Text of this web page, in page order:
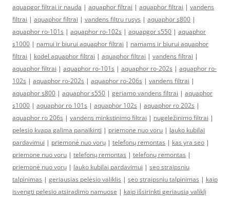
aquapgor filtrai ir nauda | aquaphor filtrai | aquaphor filtrai | vandens
filtrai | aquaphor filtrai | vandens filtru rusys | aquaphor s800 |
aquaphor ro-101s | aquaphor ro-102s | aquapgor s550 | aquaphor
s1000 | namui ir biurui aquaphor filtrai | namams ir biurui aquaphor
filtrai | kodel aquaphor filtrai | aquaphor filtrai | vandens filtrai |
aquaphor filtrai | aquaphor ro-101s | aquaphor ro-202s | aquaphor ro-
102s | aquaphor ro-202s | aquaphor ro-206s | vandens filtrai |
aquaphor s800 | aquaphor s550 | geriamo vandens filtrai | aquaphor
s1000 | aquaphor ro 101s | aquaphor 102s | aquaphor ro 202s |
aquaphor ro 206s | vandens minkstinimo filtrai | nugeležinimo filtrai |
pelesio kvapa galima panaikinti | priemone nuo voru | lauko kubilai
pardavimui | priemonė nuo vorų | telefonų remontas | kas yra seo |
priemone nuo voru | telefonų remontas | telefonų remontas |
priemonė nuo vorų | lauko kubilai pardavimui | seo straipsniu
talpinimas | geriausias pelėsio valiklis | seo straipsniu talpinimas | kaip
isvengti pelesio atsiradimo namuose | kaip išsirinkti geriausią valiklį